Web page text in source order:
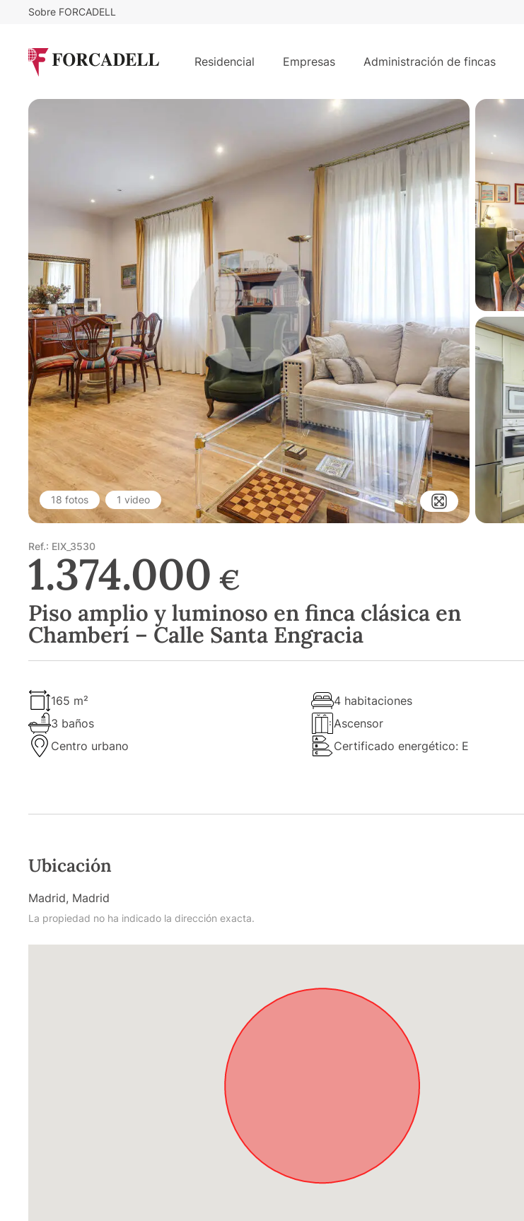
Sobre FORCADELL
Residencial Empresas Administración de fincas
Piso amplio y luminoso en finca clásica en Chamberí – Calle Santa Engracia
18 fotos 1 video
Ref.: EIX_3530
1.374.000 €
Piso amplio y luminoso en finca clásica en
Chamberí – Calle Santa Engracia
165 m²
4 habitaciones
3 baños
Ascensor
Centro urbano
Certificado energético: E
Ubicación
Madrid, Madrid
La propiedad no ha indicado la dirección exacta.